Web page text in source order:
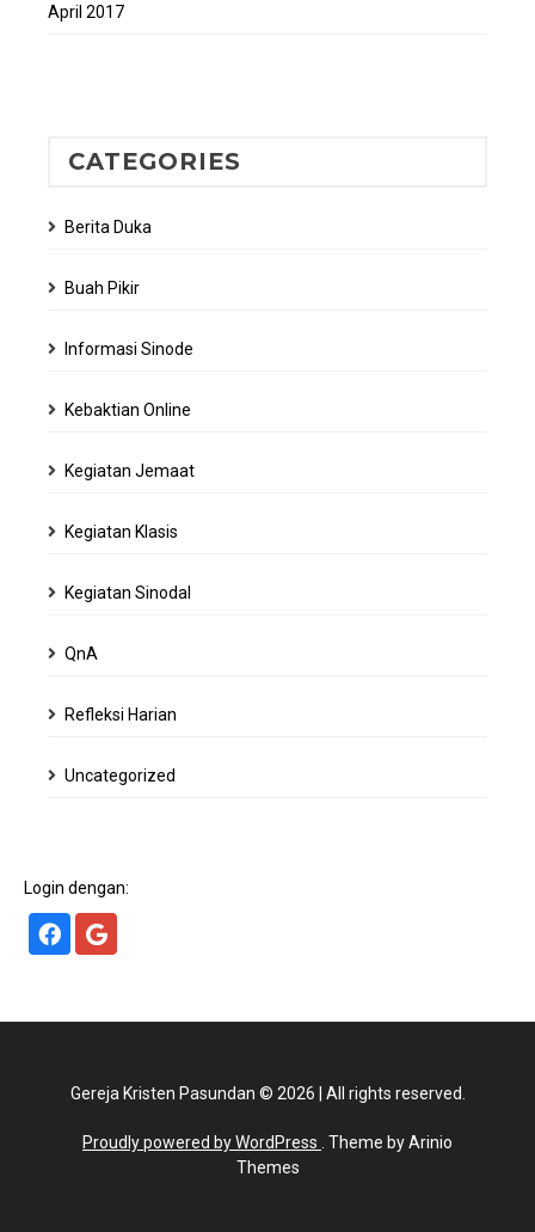
April 2017
CATEGORIES
Berita Duka
Buah Pikir
Informasi Sinode
Kebaktian Online
Kegiatan Jemaat
Kegiatan Klasis
Kegiatan Sinodal
QnA
Refleksi Harian
Uncategorized
Login dengan:
Gereja Kristen Pasundan © 2026 All rights reserved.
Proudly powered by WordPress
. Theme by Arinio
Themes